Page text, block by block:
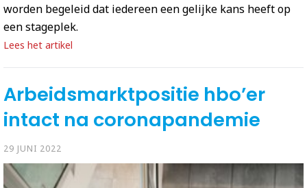
worden begeleid dat iedereen een gelijke kans heeft op
een stageplek.
Lees het artikel
Arbeidsmarktpositie hbo’er
intact na coronapandemie
29 JUNI 2022